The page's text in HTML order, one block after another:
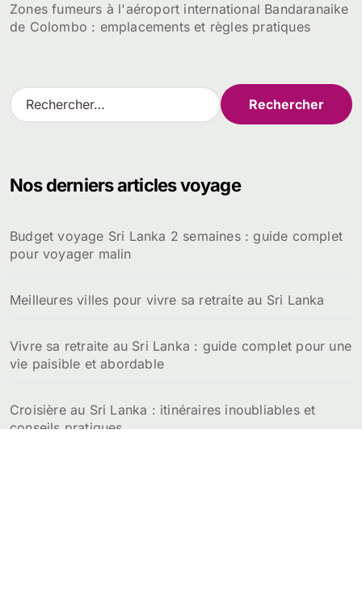
Zones fumeurs à l'aéroport international Bandaranaike
de Colombo : emplacements et règles pratiques
R
e
r
e
r
Nos derniers articles voyage
Budget voyage Sri Lanka 2 semaines : guide complet
pour voyager malin
Meilleures villes pour vivre sa retraite au Sri Lanka
Vivre sa retraite au Sri Lanka : guide complet pour une
vie paisible et abordable
Croisière au Sri Lanka : itinéraires inoubliables et
conseils pratiques